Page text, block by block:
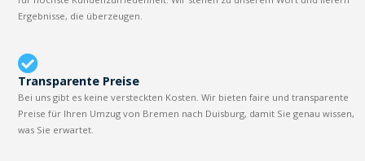
Ergebnisse, die überzeugen.
Transparente Preise
Bei uns gibt es keine versteckten Kosten. Wir bieten faire und transparente
Preise für Ihren Umzug von Bremen nach Duisburg, damit Sie genau wissen,
was Sie erwartet.